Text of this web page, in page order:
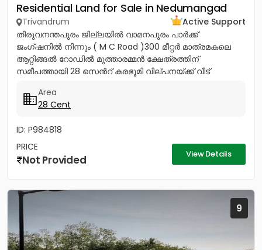
Residential Land for Sale in Nedumangad
Trivandrum
Active Support
തിരുവനന്തപുരം ജില്ലയിൽ വാമനപുരം പാർക്ക്
ജംഗ്ഷനിൽ നിന്നും ( M C Road )300 മീറ്റർ മാത്രമകലെ
ആറ്റിങ്ങൽ റോഡിൽ മുത്താരമ്മൻ ക്ഷേത്രത്തിന്
സമീപത്തായി 28 സെൻറ് കരഭൂമി വില്പനയ്ക്ക് വീട്
Area
28 Cent
ID: P984818
PRICE
Not Provided View Details
9